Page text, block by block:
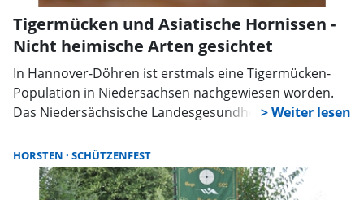
Tigermücken und Asiatische Hornissen -
Nicht heimische Arten gesichtet
In Hannover-Döhren ist erstmals eine Tigermücken-
Population in Niedersachsen nachgewiesen worden.
Das Niedersächsische Landesgesundheitsamt
in der Umgebung weitere Mückenfallen aufgestellt.
Eine unmittelbare erhöhte Gesundheitsgefahr besteht
nach Angaben des Landesgesundheitsamts derzeit
HORSTEN SCHÜTZENFEST